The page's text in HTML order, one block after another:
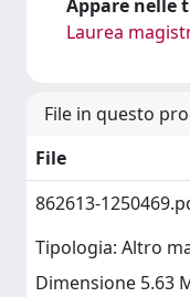
Appare nelle
Laurea
File in questo
File
862613-
Tipologia: Altro
Dimensione 5.63